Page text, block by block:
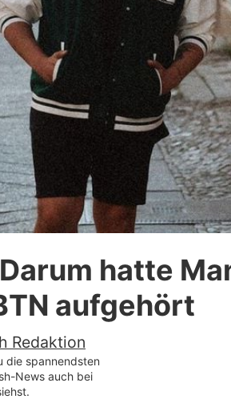
Alle Themen auf Promiflash
App runterladen
Team
Redaktionelle Richtlinien
Impressum
Datenschutzerklärung
Nutzungsbedingungen
Utiq verwalten
hatte
aufgehört
Redaktion
die spannendsten
News auch bei